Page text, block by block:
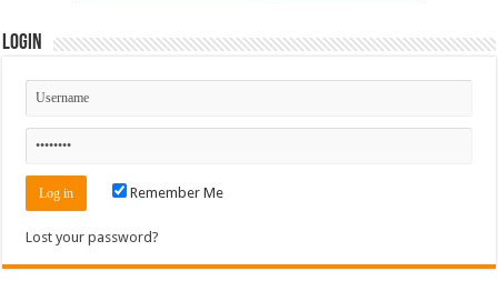
Login
Remember Me
Lost your password?